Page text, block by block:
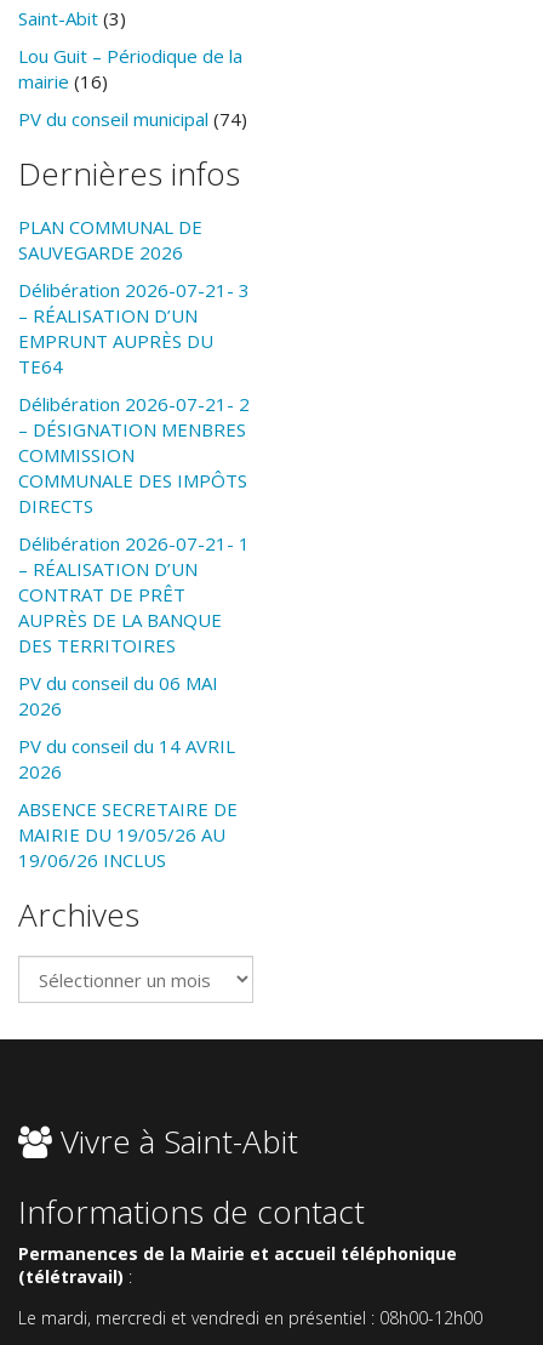
Saint-Abit (3)
Lou Guit – Périodique de la
mairie (16)
PV du conseil municipal (74)
Dernières infos
PLAN COMMUNAL DE
SAUVEGARDE 2026
Délibération 2026-07-21- 3
– RÉALISATION D’UN
EMPRUNT AUPRÈS DU
TE64
Délibération 2026-07-21- 2
– DÉSIGNATION MENBRES
COMMISSION
COMMUNALE DES IMPÔTS
DIRECTS
Délibération 2026-07-21- 1
– RÉALISATION D’UN
CONTRAT DE PRÊT
AUPRÈS DE LA BANQUE
DES TERRITOIRES
PV du conseil du 06 MAI
2026
PV du conseil du 14 AVRIL
2026
ABSENCE SECRETAIRE DE
MAIRIE DU 19/05/26 AU
19/06/26 INCLUS
Archives
Archives
Vivre à Saint-Abit
Informations de contact
Permanences de la Mairie et accueil téléphonique
(télétravail) :
Le mardi, mercredi et vendredi en présentiel : 08h00-12h00